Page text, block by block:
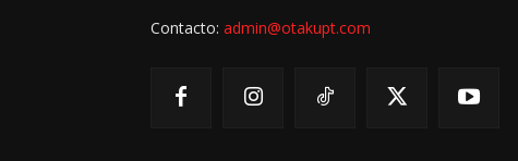
Contacto: admin@otakupt.com